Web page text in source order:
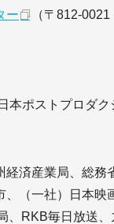
ー
（〒812-
本ポストプロダク
経済産業局、総務
、（一社）日本映
、RKB毎日放送、